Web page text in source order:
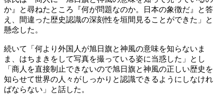
か』と尋ねたところ『何が問題なのか。日本の象徴だ』と答
え、間違った歴史認識の深刻性を垣間見ることができた」と
懸念した。
続いて「何より外国人が旭日旗と神風の意味を知らないま
ま、はちまきをして写真を撮っている姿に当惑した」とし
「商人を直接制止できないので旭日旗と神風の正しい歴史を
知らせて世界の人々がしっかりと認識できるようにしなけれ
ばならない」と話した。